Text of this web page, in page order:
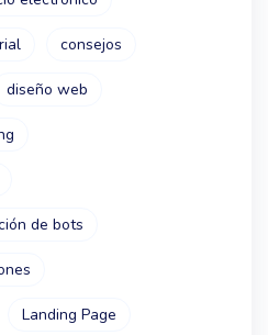
consejos
diseño web
de bots
Landing Page